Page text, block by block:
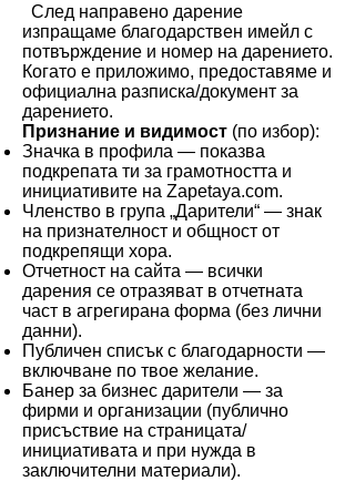
След направено дарение
изпращаме благодарствен имейл с
потвърждение и номер на дарението.
Когато е приложимо, предоставяме и
официална разписка/документ за
дарението.
Признание и видимост (по избор):
Значка в профила — показва
подкрепата ти за грамотността и
инициативите на Zapetaya.com.
Членство в група „Дарители“ — знак
на признателност и общност от
подкрепящи хора.
Отчетност на сайта — всички
дарения се отразяват в отчетната
част в агрегирана форма (без лични
данни).
Публичен списък с благодарности —
включване по твое желание.
Банер за бизнес дарители — за
фирми и организации (публично
присъствие на страницата/
инициативата и при нужда в
заключителни материали).